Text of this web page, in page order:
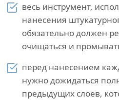
весь инструмент,
нанесения
обязательно должен
очищаться и
перед нанесением
нужно дожидаться
предыдущих слоёв,